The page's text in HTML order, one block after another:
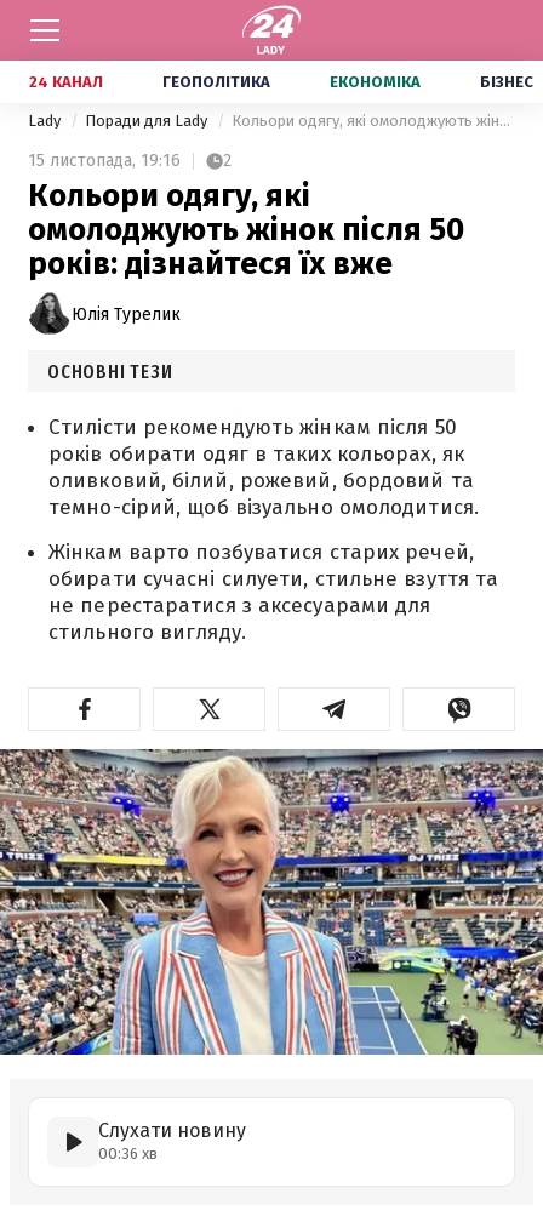
24 КАНАЛ ГЕОПОЛІТИКА ЕКОНОМІКА БІЗНЕС
Lady Поради для Lady Кольори одягу, які омолоджують жінок після 50 років: дізнайтеся їх вже
15 листопада, 19:16 2
Кольори одягу, які
омолоджують жінок після 50
років: дізнайтеся їх вже
Юлія Турелик
ОСНОВНІ ТЕЗИ
Стилісти рекомендують жінкам після 50
років обирати одяг в таких кольорах, як
оливковий, білий, рожевий, бордовий та
темно-сірий, щоб візуально омолодитися.
Жінкам варто позбуватися старих речей,
обирати сучасні силуети, стильне взуття та
не перестаратися з аксесуарами для
стильного вигляду.
Слухати новину
00:36 хв